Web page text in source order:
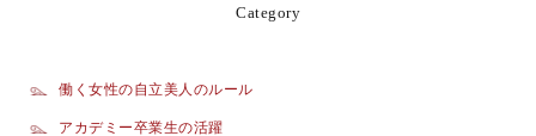
Category
働く女性の自立美人のルール
アカデミー卒業生の活躍